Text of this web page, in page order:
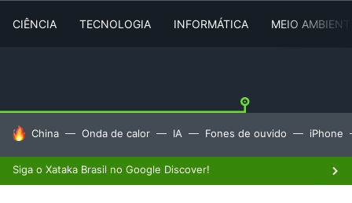
CIÊNCIA TECNOLOGIA INFORMÁTICA MEIO
TENDÊNCIAS DO DIA
China Onda de calor IA Fones de ouvido iPhone
Siga o Xataka Brasil no Google Discover!